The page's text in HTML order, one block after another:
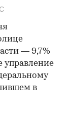
— 9,7%
управление
в